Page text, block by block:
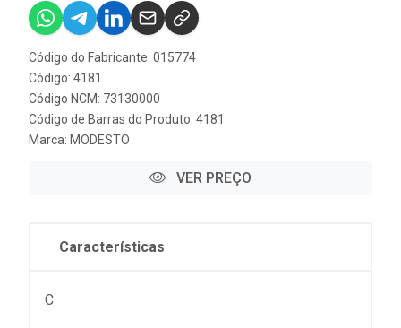
Código do Fabricante: 015774
Código: 4181
Código NCM: 73130000
Código de Barras do Produto: 4181
Marca: MODESTO
VER PREÇO
Características
C